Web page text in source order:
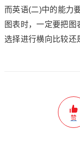
而英语(二)中的能力
图表时，一定要把
选择进行横向比较还
赞